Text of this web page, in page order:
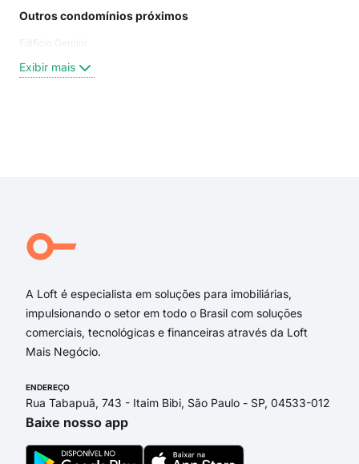
Outros condomínios próximos
Edificio Gemini
Exibir mais
A Loft é especialista em soluções para imobiliárias,
impulsionando o setor em todo o Brasil com soluções
comerciais, tecnológicas e financeiras através da Loft
Mais Negócio.
ENDEREÇO
Rua Tabapuã, 743 - Itaim Bibi, São Paulo - SP, 04533-012
Baixe nosso app